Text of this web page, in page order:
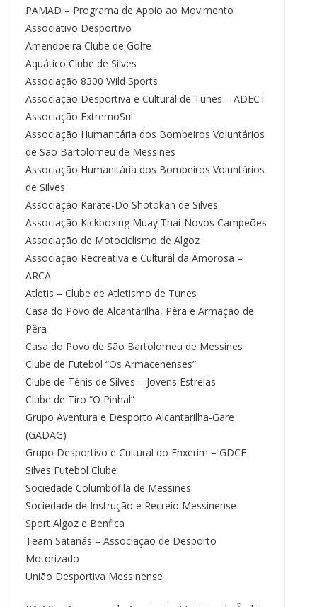
PAMAD – Programa de Apoio ao Movimento
Associativo Desportivo
Amendoeira Clube de Golfe
Aquático Clube de Silves
Associação 8300 Wild Sports
Associação Desportiva e Cultural de Tunes – ADECT
Associação ExtremoSul
Associação Humanitária dos Bombeiros Voluntários
de São Bartolomeu de Messines
Associação Humanitária dos Bombeiros Voluntários
de Silves
Associação Karate-Do Shotokan de Silves
Associação Kickboxing Muay Thai-Novos Campeões
Associação de Motociclismo de Algoz
Associação Recreativa e Cultural da Amorosa –
ARCA
Atletis – Clube de Atletismo de Tunes
Casa do Povo de Alcantarilha, Pêra e Armação de
Pêra
Casa do Povo de São Bartolomeu de Messines
Clube de Futebol “Os Armacenenses”
Clube de Ténis de Silves – Jovens Estrelas
Clube de Tiro “O Pinhal”
Grupo Aventura e Desporto Alcantarilha-Gare
(GADAG)
Grupo Desportivo e Cultural do Enxerim – GDCE
Silves Futebol Clube
Sociedade Columbófila de Messines
Sociedade de Instrução e Recreio Messinense
Sport Algoz e Benfica
Team Satanás – Associação de Desporto
Motorizado
União Desportiva Messinense